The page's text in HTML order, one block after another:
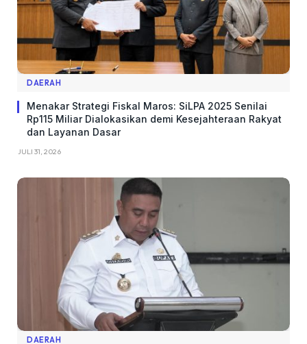
DAERAH
Menakar Strategi Fiskal Maros: SiLPA 2025 Senilai
Rp115 Miliar Dialokasikan demi Kesejahteraan Rakyat
dan Layanan Dasar
JULI 31, 2026
DAERAH